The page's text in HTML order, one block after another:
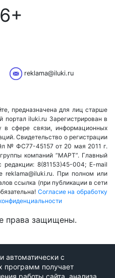
автоматически с
программ получает
работы сайта, анализа
reklama@iluki.ru
предназначена для лиц старше
iluki.ru Зарегистрирован в
в сфере связи, информационных
Свидетельство о регистрации
№ ФС77-45157 от 20 мая 2011 г.
компаний “МАРТ”. Главный
8(81153)45-004; E-mail
reklama@iluki.ru. При полном или
ссылка (при публикации в сети
Согласие на обработку
права защищены.